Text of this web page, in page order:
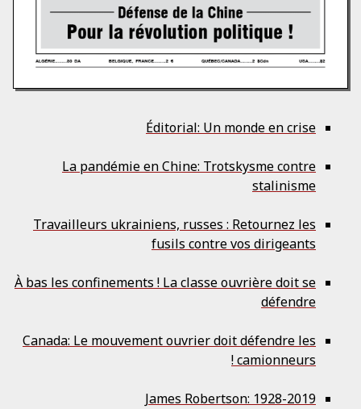
Éditorial: Un monde en crise
La pandémie en Chine: Trotskysme contre
stalinisme
Travailleurs ukrainiens, russes : Retournez les
fusils contre vos dirigeants
À bas les confinements ! La classe ouvrière doit se
défendre
Canada: Le mouvement ouvrier doit défendre les
camionneurs !
James Robertson: 1928-2019